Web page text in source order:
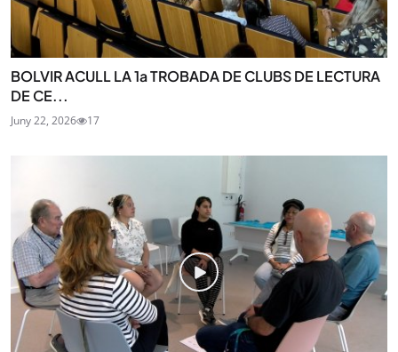
BOLVIR ACULL LA 1a TROBADA DE CLUBS DE LECTURA
DE CE...
Juny 22, 2026 17